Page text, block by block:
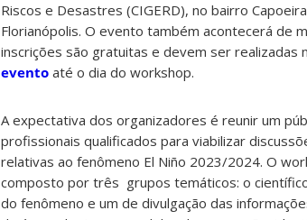
Riscos e Desastres (CIGERD), no bairro
Florianópolis. O evento também acontecerá de
inscrições são gratuitas e devem ser realizadas
evento até o dia do workshop.
A expectativa dos organizadores é reunir um
profissionais qualificados para viabilizar
relativas ao fenômeno El Niño 2023/2024. O
composto por três grupos temáticos: o
do fenômeno e um de divulgação das